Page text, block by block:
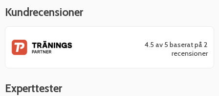
Kundrecensioner
4.5 av 5 baserat på 2
recensioner
Experttester